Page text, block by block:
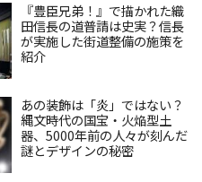
『豊臣兄弟！』で描かれた織
田信長の道普請は史実？信長
が実施した街道整備の施策を
紹介
あの装飾は「炎」ではない？
縄文時代の国宝・火焔型土
器、5000年前の人々が刻んだ
謎とデザインの秘密